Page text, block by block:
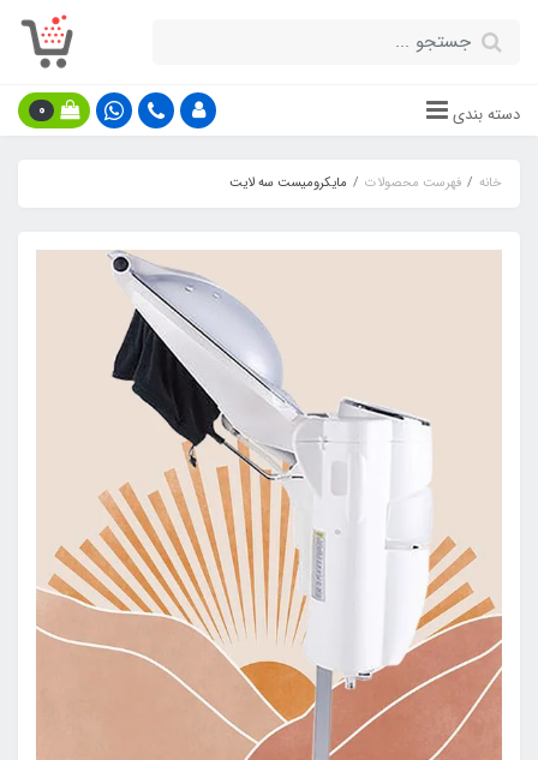
دسته بندی 0
خانه فهرست محصولات مایکرومیست سه لایت